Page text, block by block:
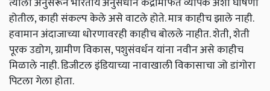
होतील, काही संकल्प केले असे वाटले होते. मात्र काहीच झाले नाही.
हवामान अंदाजाच्या धोरणावरही काहीच बोलले नाहीत. शेती, शेती
पूरक उद्योग, ग्रामीण विकास, पशुसंवर्धन यांना नवीन असे काहीच
मिळाले नाही. डिजीटल इंडियाच्या नावाखाली विकासाचा जो डांगोरा
पिटला गेला होता.